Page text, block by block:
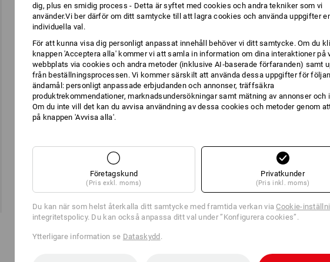
Sortiment med sticksågblad för trä
Sortiment med sticksågblad för
dig, plus en smidig process - Detta är syftet med cookies och andra tekniker som vi
använder.Vi ber därför om ditt samtycke till att lagra cookies och använda uppgifter
individuella val.
För att kunna visa dig personligt anpassat innehåll behöver vi ditt samtycke. Om du
knappen 'Acceptera alla' kommer vi att samla in information om dina interaktioner på
webbplats via cookies och andra metoder (inklusive AI‑baserade förfaranden) samt
från beställningsprocessen. Vi kommer särskilt att använda dessa uppgifter för
ändamål: personligt anpassade erbjudanden och annonser, träffsäkra
produktrekommendationer, marknadsundersökningar samt mätning av annonser och
Om du inte vill det kan du avvisa användning av dessa cookies och metoder genom
på knappen 'Avvisa alla'.
Företagskund
(Pris exkl. moms)
Privatkunder
(Pris inkl. moms)
Du kan när som helst återkalla ditt samtycke med framtida verkan viaCookie-
integritetspolicy. Du kan också anpassa ditt val under ”Konfigurera cookies”.
Ytterligare information se Dataskydd.